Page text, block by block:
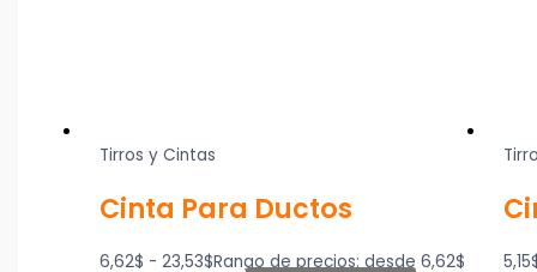
Tirros y Cintas
Cinta Para Ductos
6,62$ - 23,53$Rango de precios: desde 6,62$ 5,15